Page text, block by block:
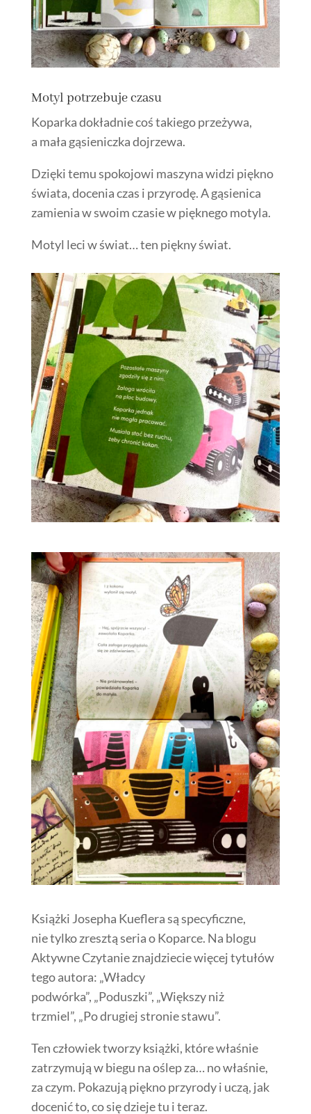
Motyl potrzebuje czasu
Koparka dokładnie coś takiego przeżywa,
a mała gąsieniczka dojrzewa.
Dzięki temu spokojowi maszyna widzi piękno
świata, docenia czas i przyrodę. A gąsienica
zamienia w swoim czasie w pięknego motyla.
Motyl leci w świat… ten piękny świat.
Książki Josepha Kueflera są specyficzne,
nie tylko zresztą seria o Koparce. Na blogu
Aktywne Czytanie znajdziecie więcej tytułów
tego autora: „Władcy
podwórka”, „Poduszki”, „Większy niż
trzmiel”, „Po drugiej stronie stawu”.
Ten człowiek tworzy książki, które właśnie
zatrzymują w biegu na oślep za… no właśnie,
za czym. Pokazują piękno przyrody i uczą, jak
docenić to, co się dzieje tu i teraz.